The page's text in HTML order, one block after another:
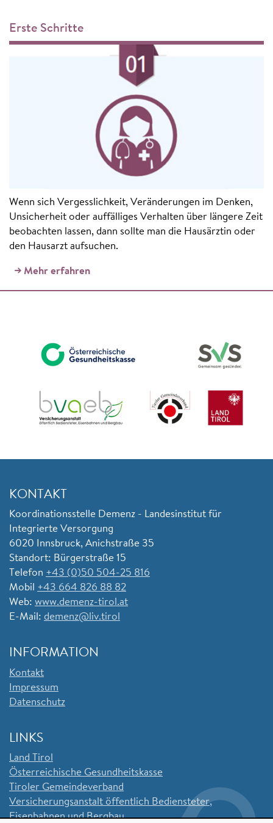
Erste Schritte
Wenn sich Vergesslichkeit, Veränderungen im Denken,
Unsicherheit oder auffälliges Verhalten über längere Zeit
beobachten lassen, dann sollte man die Hausärztin oder
den Hausarzt aufsuchen.
Mehr erfahren
KONTAKT
Koordinationsstelle Demenz - Landesinstitut für
Integrierte Versorgung
6020 Innsbruck, Anichstraße 35
Standort: Bürgerstraße 15
Telefon +43 (0)50 504-25 816
Mobil +43 664 826 88 82
Web: www.demenz-tirol.at
E-Mail: demenz@liv.tirol
INFORMATION
Kontakt
Impressum
Datenschutz
LINKS
Land Tirol
Österreichische Gesundheitskasse
Tiroler Gemeindeverband
Versicherungsanstalt öffentlich Bediensteter,
Eisenbahnen und Bergbau